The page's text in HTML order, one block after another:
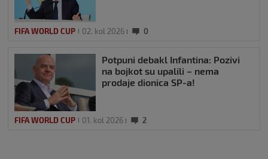
FIFA WORLD CUP 02. kol 2026 0
Potpuni debakl Infantina: Pozivi
na bojkot su upalili – nema
prodaje dionica SP-a!
FIFA WORLD CUP 01. kol 2026 2